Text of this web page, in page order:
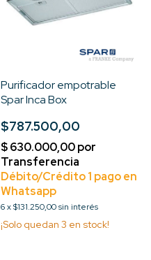
Purificador empotrable
Spar Inca Box
$787.500,00
6x$131.250,00sin interés
¡Solo quedan 3 en stock!